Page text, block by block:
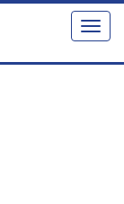
Toggle